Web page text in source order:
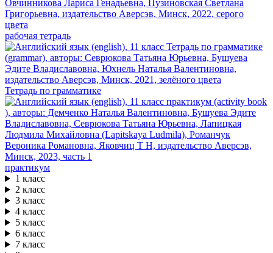
рабочая тетрадь
Тетрадь по грамматике
практикум
1 класс
2 класс
3 класс
4 класс
5 класс
6 класс
7 класс